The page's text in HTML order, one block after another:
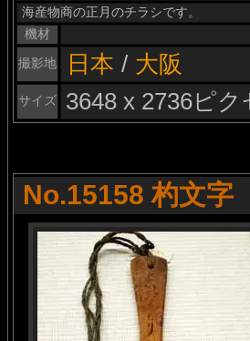
海産物商の正月のチラシです。
機材
撮影地
日本 / 大阪
サイズ 3648 x 2736ピク
No.15158 杓文字